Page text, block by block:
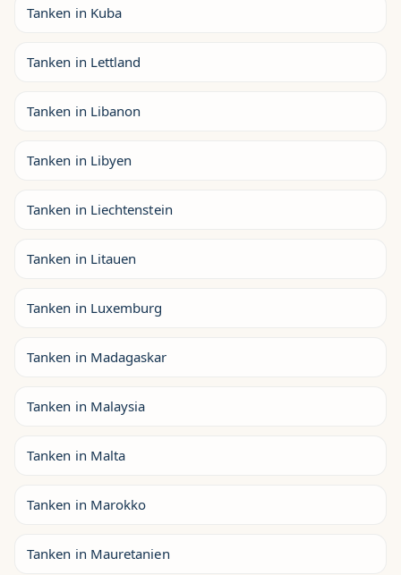
Tanken in Kuba
Tanken in Lettland
Tanken in Libanon
Tanken in Libyen
Tanken in Liechtenstein
Tanken in Litauen
Tanken in Luxemburg
Tanken in Madagaskar
Tanken in Malaysia
Tanken in Malta
Tanken in Marokko
Tanken in Mauretanien